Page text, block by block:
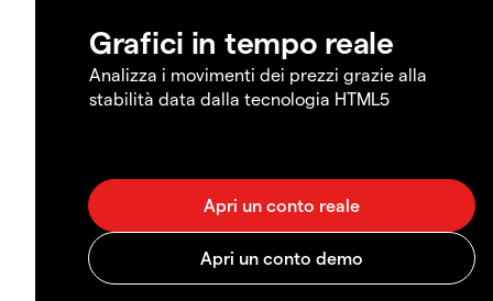
Grafici in tempo reale
Analizza i movimenti dei prezzi grazie alla
stabilità data dalla tecnologia HTML5